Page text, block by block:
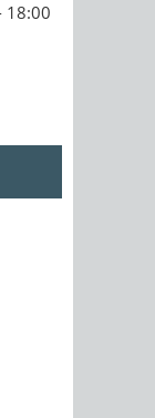
18:00